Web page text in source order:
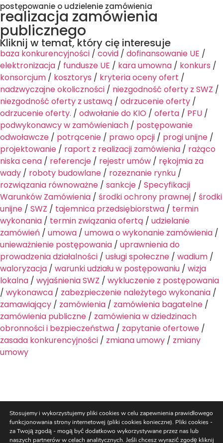
postępowanie o udzielenie zamówienia
realizacja zamówienia
publicznego
Kliknij w temat, który cię interesuje
baza konkurencyjności / covid / dofinansowanie UE /
elektronizacja / fundusze UE / kara umowna / konkurs /
konsorcjum / kosztorys / kryteria oceny ofert /
nadzwyczajne okoliczności / niezgodność oferty z SWZ /
niezgodność oferty z ustawą / odrzucenie oferty /
odrzucenie oferty. / odwołanie do KIO / oferta / PFU /
podwykonawcy w zamówieniach / postępowanie
odwoławcze / potrącenie / prawo opcji / progi unijne /
projektowanie / raport z realizacji zamówienia / rażąco
niska cena / referencje / rejestr umów / rękojmia za
wady / roboty budowlane / rozeznanie rynku /
rozwiązania równoważne / sankcje / Specyfikacji
Warunków Zamówienia / środki ochrony prawnej / środki
unijne / SWZ / tajemnica przedsiębiorstwa / termin
wykonania / termin związania ofertą / udzielanie
zamówień / umowa / umowa o wykonanie zamówienia /
unieważnienie postępowania / uprawnienia do
prowadzenia działalności / usługi społeczne / wadium /
waloryzacja / warunki udziału w postępowaniu / wizja
lokalna / wyjaśnienia SWZ / wykluczenie z postępowania
/ wykonawca / zabezpieczenie należytego wykonania /
zamawiający / zamówienia / zamówienia bagatelne /
zamówienia publiczne / zamówienia w dziedzinach
obronności i bezpieczeństwa / zapytanie ofertowe /
zasada konkurencyjności / zmiana umowy / zmiany
umowy
Kancelaria Radców Prawnych Bieluk i Partnerzy
ul. Warszawska 14 lok 3, Białystok 15-063, tel. +48 85 66 54 441,
kancelaria@bieluk.pl
Stosujemy i wykorzystujemy pliki cookies w celu zapewnienia prawidłowego
funkcjonowania strony internetowej (pliki cookies konieczne). Pliki cookies -
za Twoją zgodą - mogą być dodatkowo wykorzystywane przez nas lub
naszych partnerów w celach analitycznych. Jeśli chcesz wyrazić zgodę kliknij